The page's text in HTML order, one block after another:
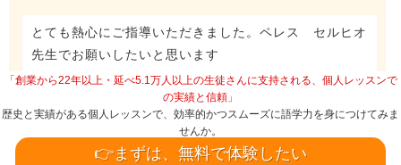
とても熱心にご指導いただきました。ペレス セルヒオ
先生でお願いしたいと思います
「創業から22年以上・延べ5.1万人以上の生徒さんに支持される、個人レッスンで
の実績と信頼」
歴史と実績がある個人レッスンで、効率的かつスムーズに語学力を身につけてみま
せんか。
👉まずは、無料で体験したい